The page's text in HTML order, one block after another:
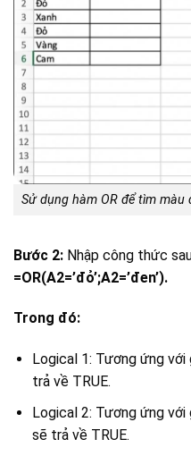
Sử dụng hàm OR để tìm
Bước 2: Nhập công thức
=OR(A2=’đỏ’;A2=’đen’).
Trong đó:
Logical 1: Tương ứng với
trả về TRUE.
Logical 2: Tương ứng với
sẽ trả về TRUE.